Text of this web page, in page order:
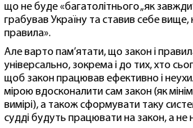
що не буде «багатолітнього „як
грабував Україну та ставив себе вище,
правила».
Але варто пам’ятати, що закон і
універсально, зокрема і до тих, хто
щоб закон працював ефективно і
мірою вдосконалити сам закон (як
вимірі), а також сформувати таку
судді будуть працювати на закон, а не